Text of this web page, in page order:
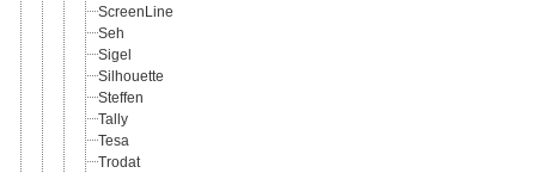
ScreenLine
Seh
Sigel
Silhouette
Steffen
Tally
Tesa
Trodat